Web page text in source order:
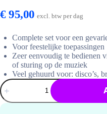
€95,00 excl. btw per dag
Complete set voor een
Voor feestelijke toepassingen
Zeer eenvoudig te bedienen
of sturing op de muziek
Veel gehuurd voor: disco’s,
Disco
Lichtset
4
hoeveelheid